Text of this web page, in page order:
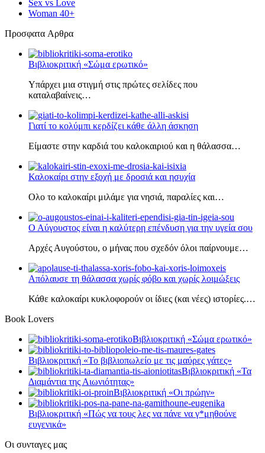
Sex vs Love
Woman 40+
Πρoσφατα Aρθρα
Βιβλιοκριτική «Σώμα ερωτικό»
Υπάρχει μια στιγμή στις πρώτες σελίδες που
καταλαβαίνεις…
Γιατί το κολύμπι κερδίζει κάθε άλλη άσκηση
Είμαστε στην καρδιά του καλοκαιριού και η θάλασσα…
Καλοκαίρι στην εξοχή με δροσιά και ησυχία
Ολο το καλοκαίρι μιλάμε για νησιά, παραλίες και…
Ο Αύγουστος είναι η καλύτερη επένδυση για την υγεία σου
Αρχές Αυγούστου, ο μήνας που σχεδόν όλοι παίρνουμε…
Απόλαυσε τη θάλασσα χωρίς φόβο και χωρίς λοιμώξεις
Κάθε καλοκαίρι κυκλοφορούν οι ίδιες (και νέες) ιστορίες.…
Book Lovers
Βιβλιοκριτική «Σώμα ερωτικό»
Βιβλιοκριτική «Το βιβλιοπωλείο με τις μαύρες γάτες»
Βιβλιοκριτική «Τα
Διαμάντια της Αιωνιότητας»
Βιβλιοκριτική «Οι πρώην»
Βιβλιοκριτική «Πώς να τους λες να πάνε να γ*μηθούνε
ευγενικά»
Οι συνταγες μας